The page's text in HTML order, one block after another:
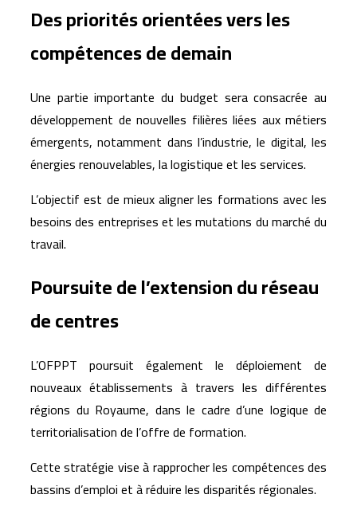
Des priorités orientées vers les
compétences de demain
Une partie importante du budget sera consacrée au
développement de nouvelles filières liées aux métiers
émergents, notamment dans l’industrie, le digital, les
énergies renouvelables, la logistique et les services.
L’objectif est de mieux aligner les formations avec les
besoins des entreprises et les mutations du marché du
travail.
Poursuite de l’extension du réseau
de centres
L’OFPPT poursuit également le déploiement de
nouveaux établissements à travers les différentes
régions du Royaume, dans le cadre d’une logique de
territorialisation de l’offre de formation.
Cette stratégie vise à rapprocher les compétences des
bassins d’emploi et à réduire les disparités régionales.